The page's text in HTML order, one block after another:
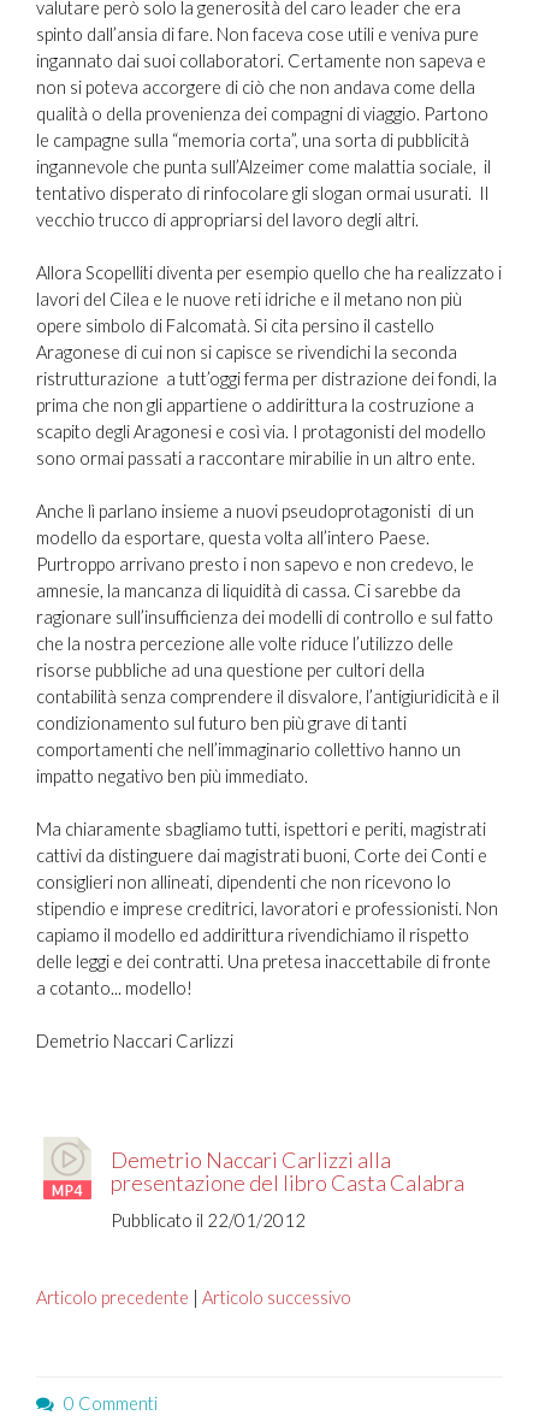
valutare però solo la generosità del caro leader che era
spinto dall’ansia di fare. Non faceva cose utili e veniva pure
ingannato dai suoi collaboratori. Certamente non sapeva e
non si poteva accorgere di ciò che non andava come della
qualità o della provenienza dei compagni di viaggio. Partono
le campagne sulla “memoria corta”, una sorta di pubblicità
ingannevole che punta sull’Alzeimer come malattia sociale, il
tentativo disperato di rinfocolare gli slogan ormai usurati. Il
vecchio trucco di appropriarsi del lavoro degli altri.
Allora Scopelliti diventa per esempio quello che ha realizzato i
lavori del Cilea e le nuove reti idriche e il metano non più
opere simbolo di Falcomatà. Si cita persino il castello
Aragonese di cui non si capisce se rivendichi la seconda
ristrutturazione a tutt’oggi ferma per distrazione dei fondi, la
prima che non gli appartiene o addirittura la costruzione a
scapito degli Aragonesi e così via. I protagonisti del modello
sono ormai passati a raccontare mirabilie in un altro ente.
Anche lì parlano insieme a nuovi pseudoprotagonisti di un
modello da esportare, questa volta all’intero Paese.
Purtroppo arrivano presto i non sapevo e non credevo, le
amnesie, la mancanza di liquidità di cassa. Ci sarebbe da
ragionare sull’insufficienza dei modelli di controllo e sul fatto
che la nostra percezione alle volte riduce l’utilizzo delle
risorse pubbliche ad una questione per cultori della
contabilità senza comprendere il disvalore, l’antigiuridicità e il
condizionamento sul futuro ben più grave di tanti
comportamenti che nell’immaginario collettivo hanno un
impatto negativo ben più immediato.
Ma chiaramente sbagliamo tutti, ispettori e periti, magistrati
cattivi da distinguere dai magistrati buoni, Corte dei Conti e
consiglieri non allineati, dipendenti che non ricevono lo
stipendio e imprese creditrici, lavoratori e professionisti. Non
capiamo il modello ed addirittura rivendichiamo il rispetto
delle leggi e dei contratti. Una pretesa inaccettabile di fronte
a cotanto... modello!
Demetrio Naccari Carlizzi
Demetrio Naccari Carlizzi alla
presentazione del libro Casta Calabra
Pubblicato il 22/01/2012
Articolo precedente | Articolo successivo
0 Commenti